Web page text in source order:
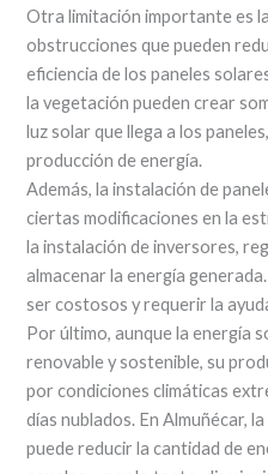
Otra limitación importante es
obstrucciones que pueden
eficiencia de los paneles
la vegetación pueden crear
luz solar que llega a los
producción de energía.
Además, la instalación de
ciertas modificaciones en la
la instalación de inversores,
almacenar la energía
ser costosos y requerir la
Por último, aunque la energía
renovable y sostenible, su
por condiciones climáticas
días nublados. En Almuñécar,
puede reducir la cantidad de